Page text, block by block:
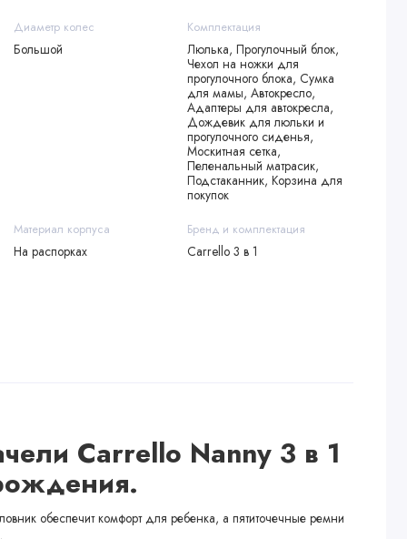
Диаметр колес
Большой
Комплектация
Люлька, Прогулочный блок,
Чехол на ножки для
прогулочного блока, Сумка
для мамы, Автокресло,
Адаптеры для автокресла,
Дождевик для люльки и
прогулочного сиденья,
Москитная сетка,
Пеленальный матрасик,
Подстаканник, Корзина для
покупок
Материал корпуса
На распорках
Бренд и комплектация
Carrello 3 в 1
Carrello Nanny 3 в 1
обеспечит комфорт для ребенка, а пятиточечные ремни